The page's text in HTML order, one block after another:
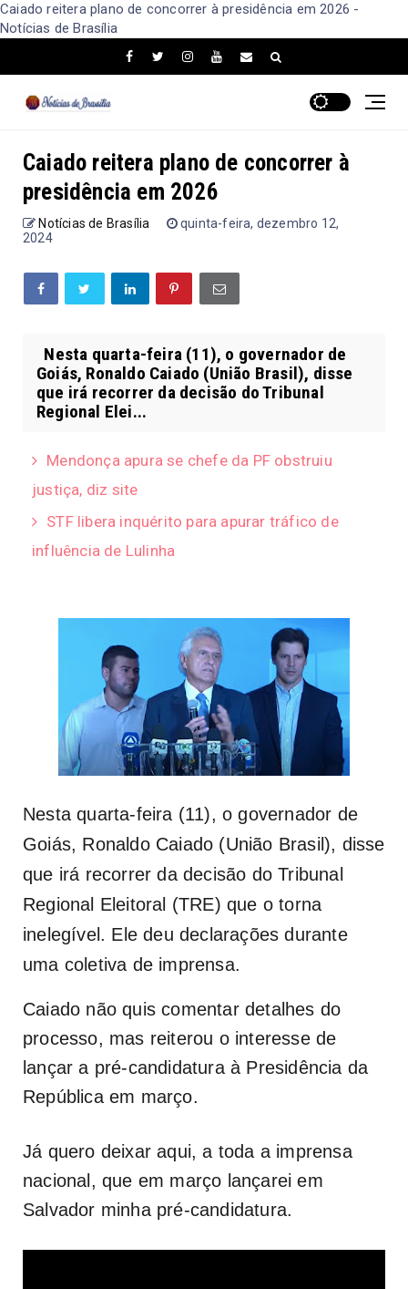
Caiado reitera plano de concorrer à presidência em 2026 -
Notícias de Brasília
Caiado reitera plano de concorrer à
presidência em 2026
Notícias de Brasília
quinta-feira, dezembro 12,
2024
Nesta quarta-feira (11), o governador de
Goiás, Ronaldo Caiado (União Brasil), disse
que irá recorrer da decisão do Tribunal
Regional Elei...
Mendonça apura se chefe da PF obstruiu
justiça, diz site
STF libera inquérito para apurar tráfico de
influência de Lulinha
Nesta quarta-feira (11), o governador de
Goiás, Ronaldo Caiado (União Brasil), disse
que irá recorrer da decisão do Tribunal
Regional Eleitoral (TRE) que o torna
inelegível. Ele deu declarações durante
uma coletiva de imprensa.
Caiado não quis comentar detalhes do
processo, mas reiterou o interesse de
lançar a pré-candidatura à Presidência da
República em março.
Já quero deixar aqui, a toda a imprensa
nacional, que em março lançarei em
Salvador minha pré-candidatura.